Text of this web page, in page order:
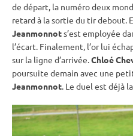
de départ, la numéro deux
retard à la sortie du tirdebout.
Jeanmonnots’est employée
l’écart. Finalement, l’or lui
sur la ligne d’arrivée.Chloé
poursuite demain avec une
Jeanmonnot. Le duel est déjà